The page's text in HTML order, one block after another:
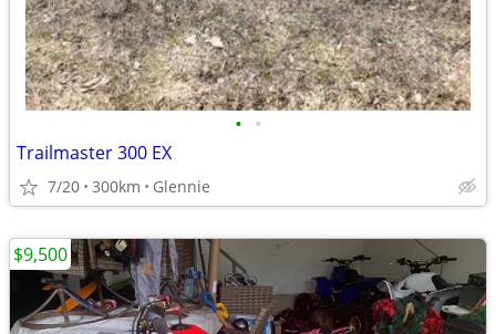
• •
Trailmaster 300 EX
7/20 300km Glennie
$9,500